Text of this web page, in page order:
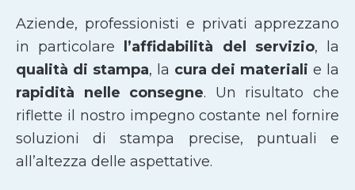
Aziende, professionisti e privati apprezzano
in particolare
l’affidabilità del servizio, la
qualità di stampa, la cura dei materiali e la
rapidità nelle consegne. Un risultato che
riflette il nostro impegno costante nel fornire
soluzioni di stampa precise, puntuali e
all’altezza delle aspettative.